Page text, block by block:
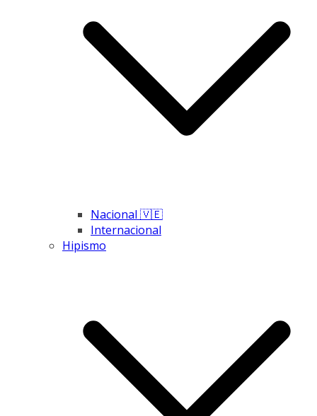
Nacional 🇻🇪
Internacional
Hipismo